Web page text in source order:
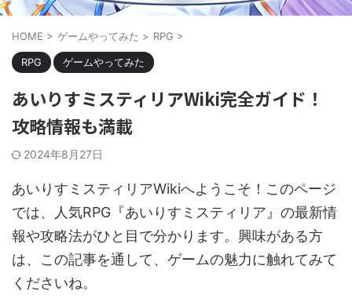
HOME > ゲームやってみた > RPG >
RPG ゲームやってみた
あいりすミスティリアWiki完全ガイド！
攻略情報も満載
2024年8月27日
あいりすミスティリアWikiへようこそ！このページ
では、人気RPG『あいりすミスティリア』の最新情
報や攻略法がひと目で分かります。興味がある方
は、この記事を通して、ゲームの魅力に触れてみて
くださいね。